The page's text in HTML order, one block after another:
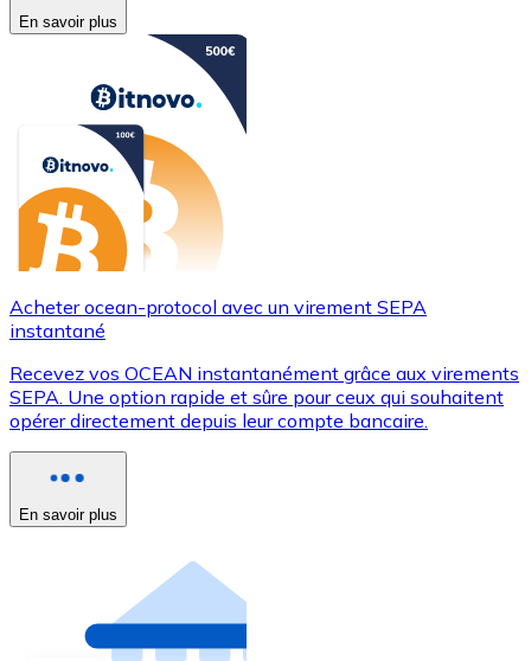
En savoir plus
Acheter ocean-protocol avec un virement SEPA
instantané
Recevez vos OCEAN instantanément grâce aux virements
SEPA. Une option rapide et sûre pour ceux qui souhaitent
opérer directement depuis leur compte bancaire.
En savoir plus